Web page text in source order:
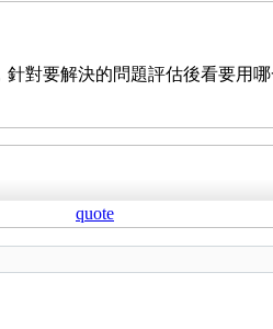
對要解決的問題評估後看要用
quote